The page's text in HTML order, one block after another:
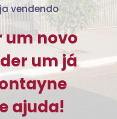
vendendo
um novo
um já
ajuda!